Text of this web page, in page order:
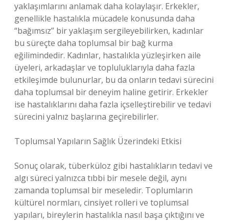
yaklaşımlarını anlamak daha kolaylaşır. Erkekler,
genellikle hastalıkla mücadele konusunda daha
“bağımsız” bir yaklaşım sergileyebilirken, kadınlar
bu süreçte daha toplumsal bir bağ kurma
eğilimindedir. Kadınlar, hastalıkla yüzleşirken aile
üyeleri, arkadaşlar ve topluluklarıyla daha fazla
etkileşimde bulunurlar, bu da onların tedavi sürecini
daha toplumsal bir deneyim haline getirir. Erkekler
ise hastalıklarını daha fazla içselleştirebilir ve tedavi
sürecini yalnız başlarına geçirebilirler.
Toplumsal Yapıların Sağlık Üzerindeki Etkisi
Sonuç olarak, tüberküloz gibi hastalıkların tedavi ve
algı süreci yalnızca tıbbi bir mesele değil, aynı
zamanda toplumsal bir meseledir. Toplumların
kültürel normları, cinsiyet rolleri ve toplumsal
yapıları, bireylerin hastalıkla nasıl başa çıktığını ve